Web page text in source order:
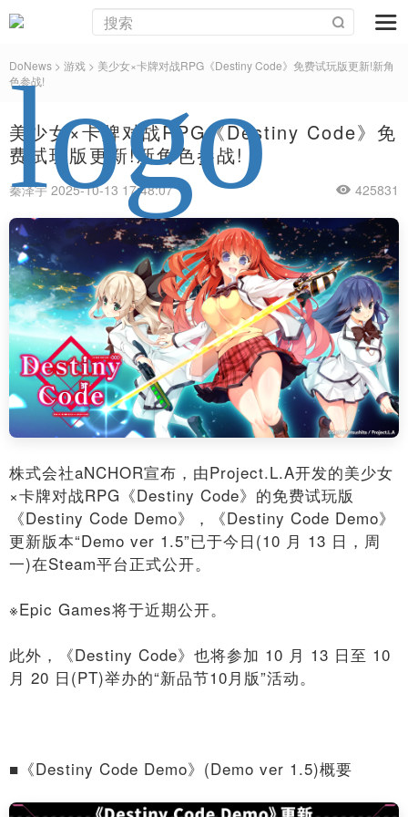
DoNews > 游戏 > 美少女×卡牌对战RPG《Destiny Code》免费试玩版更新!新角
色参战!
美少女×卡牌对战RPG《Destiny Code》免
费试玩版更新!新角色参战!
秦泽宇 2025-10-13 17:48:07 425831
株式会社aNCHOR宣布，由Project.L.A开发的美少女
×卡牌对战RPG《Destiny Code》的免费试玩版
《Destiny Code Demo》，《Destiny Code Demo》
更新版本“Demo ver 1.5”已于今日(10 月 13 日，周
一)在Steam平台正式公开。
※Epic Games将于近期公开。
此外，《Destiny Code》也将参加 10 月 13 日至 10
月 20 日(PT)举办的“新品节10月版”活动。
■《Destiny Code Demo》(Demo ver 1.5)概要